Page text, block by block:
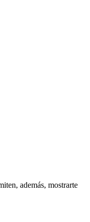
además, mostrarte